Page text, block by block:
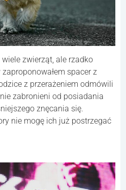
wiele zwierząt, ale rzadko
spacer z
z przerażeniem odmówili
zabronieni od posiadania
znęcania się.
nie mogę ich już postrzegać